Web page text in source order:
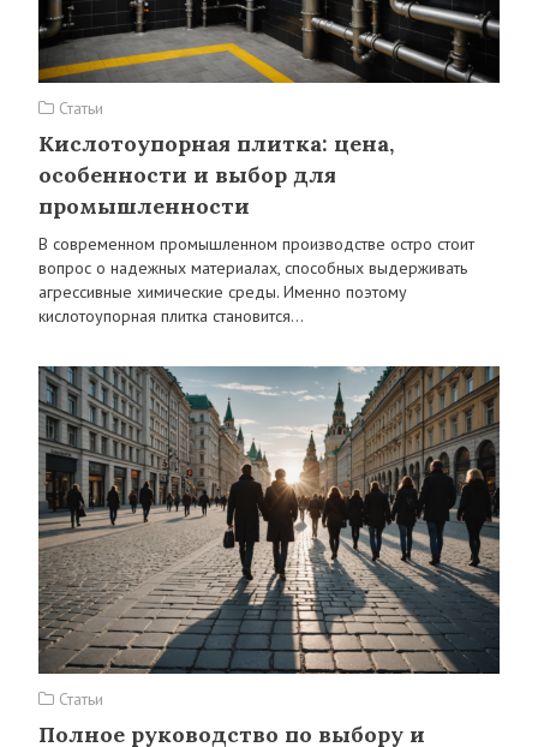
Статьи
Кислотоупорная плитка: цена,
особенности и выбор для
промышленности
В современном промышленном производстве остро стоит
вопрос о надежных материалах, способных выдерживать
агрессивные химические среды. Именно поэтому
кислотоупорная плитка становится…
Статьи
Полное руководство по выбору и